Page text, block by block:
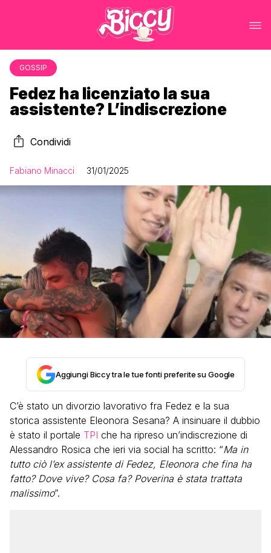
GOSSIP
Fedez ha licenziato la sua
assistente? L’indiscrezione
Condividi
Fabiano Minacci 31/01/2025
Aggiungi Biccy tra le tue fonti preferite su Google
C’è stato un divorzio lavorativo fra Fedez e la sua
storica assistente Eleonora Sesana? A insinuare il dubbio
è stato il portale TPI che ha ripreso un’indiscrezione di
Alessandro Rosica che ieri via social ha scritto: “Ma in
tutto ciò l’ex assistente di Fedez, Eleonora che fina ha
fatto? Dove vive? Cosa fa? Poverina è stata trattata
malissimo”.